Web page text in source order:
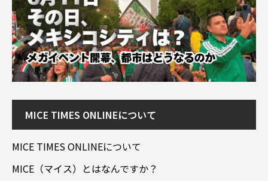
MICE TIMES ONLINEについて
MICE TIMES ONLINEについて
MICE（マイス）とはなんですか？